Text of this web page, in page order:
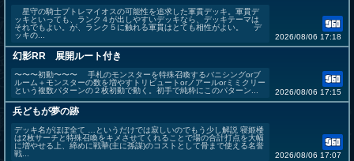
星守の騎士プトレマイオスの可能性を追求した軍貫デッキ。軍貫デ
ッキといっても、ランク４が出しやすいデッキなら、デッキテーマは
それでもよい。が、ランク５に触れる軍貫はとても相性がよい。 デ
ッキの...
2026/08/06 17:18
幻影RR 展開ルート付き
〜〜〜初動〜〜〜 手札のモンスターを特殊召喚するバニシングorブ
ルーム＋モンスターの数を増やすトリビュートorノアールorミミクリー
という複数パターンの２枚初動で動く。初手で純粋にこのパターン...
2026/08/06 17:15
兵どもが夢の跡
デッキ名がほぼ全て …というだけでは寂しいのでもう少し解説 寝姫楼
は2枚サーチと特殊召喚をキメさせてくれることで場の合計打点を大幅
に増やせる上、締めに戦華(主に孫謀)のコストとして骨まで使える名誉
戦...
2026/08/06 17:07